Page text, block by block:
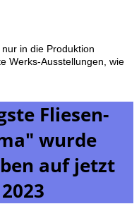
in die Produktion
Werks-Ausstellungen, wie
Fliesen-
wurde
auf jetzt